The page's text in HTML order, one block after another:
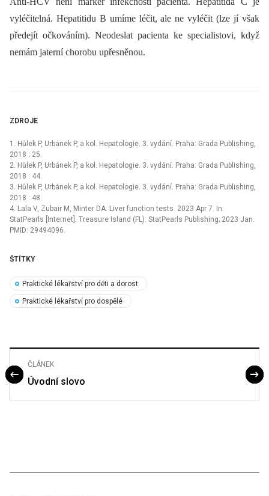
vyléčitelná. Hepatitidu B umíme léčit, ale ne vyléčit (lze jí však
předejít očkováním). Neodeslat pacienta ke specialistovi, když
nemám jaterní chorobu upřesněnou.
ZDROJE
1. Hůlek P, Urbánek P, a kol. Hepatologie. 3. vydání. Praha: Grada Publishing,
2018 : 25.
2. Hůlek P, Urbánek P, a kol. Hepatologie. 3. vydání. Praha: Grada Publishing,
2018 : 44.
3. Hůlek P, Urbánek P, a kol. Hepatologie. 3. vydání. Praha: Grada Publishing,
2018 : 48.
4. Lala V, Zubair M, Minter DA. Liver function tests. 2023 Apr 7. In:
StatPearls [Internet]. Treasure Island (FL): StatPearls Publishing; 2023 Jan.
PMID: 29494096.
ŠTÍTKY
Praktické lékařství pro děti a dorost
Praktické lékařství pro dospělé
ČLÁNEK
Úvodní slovo